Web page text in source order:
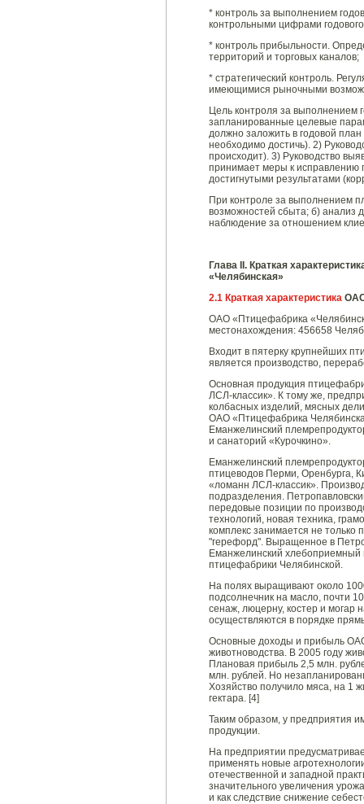
* контроль за выполнением
контрольными цифрами
* контроль прибыльности.
территорий и торговых каналов;
* стратегический контроль.
имеющимися рыночными
Цель контроля за выполнением
запланированные целевые
должно заложить в годовой
необходимо достичь). 2)
происходит). 3) Руководство
принимает меры к исправлению
достигнутыми результатами
При контроле за выполнением
возможностей сбыта; б) анализ
наблюдение за отношением
Глава
. Краткая
«Челябинская»
2.1 Краткая характеристика
ОАО «Птицефабрика
местонахождения: 456658
Входит в пятерку крупнейших
является производство,
Основная продукция
ЛСЛ-классик». К тому же,
колбасных изделий, мясных
ОАО «Птицефабрика
Еманжелинский
и санаторий «Курочкино».
Еманжелинский
птицеводов Перми, Оренбурга,
«ломанн ЛСЛ-классик».
подразделения.
передовые позиции по
технологий, новая техника,
комплекс занимается не
"герефорд". Выращенное в
Еманжелинский хлебоприемный
птицефабрики Челябинской.
На полях выращивают около
подсолнечник на масло, почти
сенаж, люцерну, костер и
осуществляются в порядке
Основные доходы и прибыль
животноводства. В 2005 году
Плановая прибыль 2,5 млн.
млн. рублей. Но
Хозяйство получило мяса, на 1
гектара. [4]
Таким образом, у предприятия
продукции.
На предприятии
применять новые
отечественной и западной
значительного увеличения
и как следствие снижение